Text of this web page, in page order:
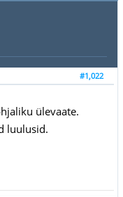
#1,022
ülevaate.
luulusid.